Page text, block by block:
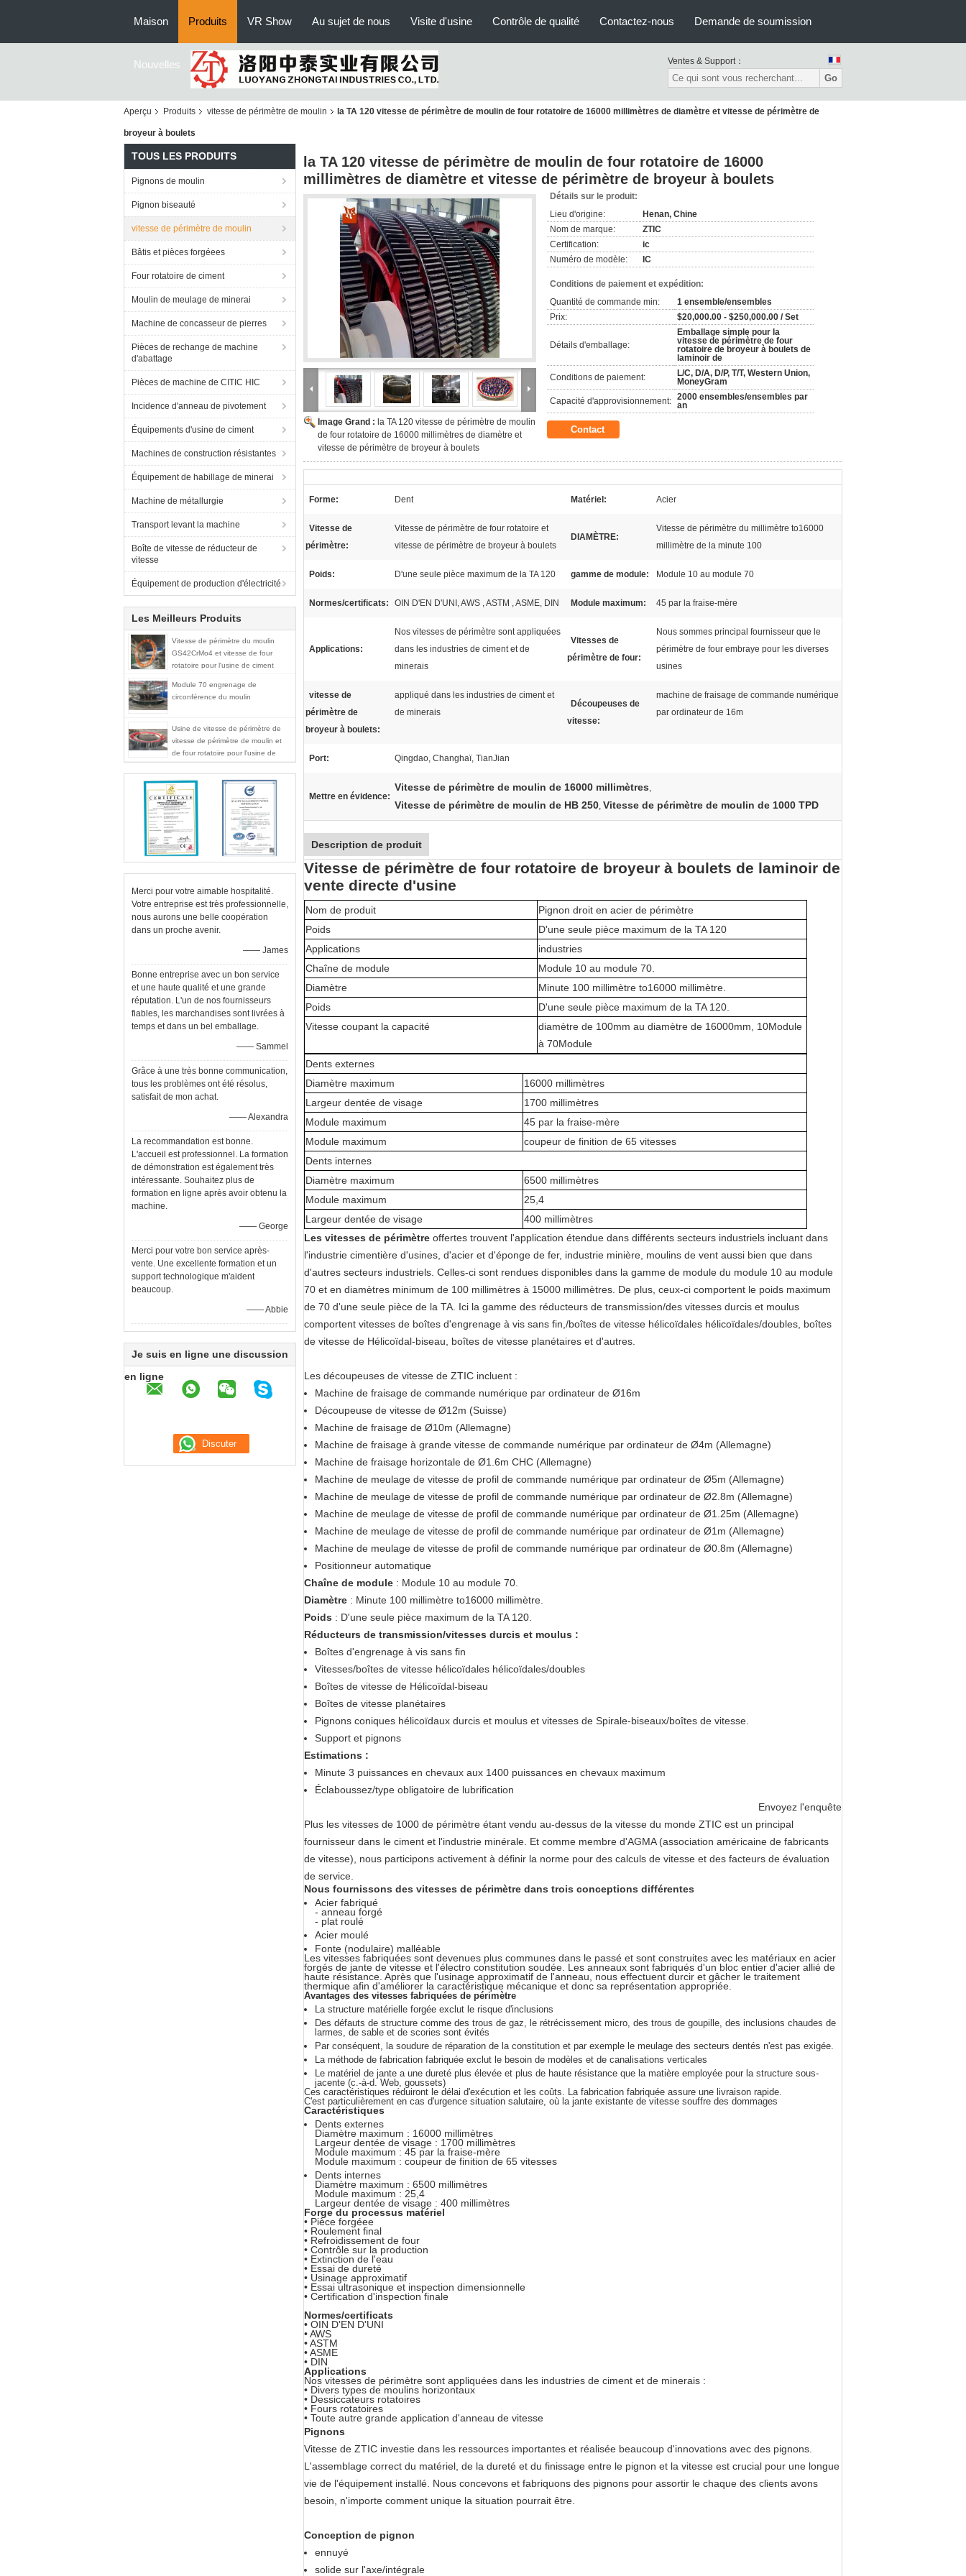
Maison Produits VR Show Au sujet de nous Visite d'usine Contrôle de qualité Contactez-nous Demande de soumission
Nouvelles Ventes & Support：
Go
Aperçu Produits vitesse de périmètre de moulin la TA 120 vitesse de périmètre de moulin de four rotatoire de 16000 millimètres de diamètre et vitesse de périmètre de
broyeur à boulets
TOUS LES PRODUITS
Pignons de moulin
Pignon biseauté
vitesse de périmètre de moulin
Bâtis et pièces forgéees
Four rotatoire de ciment
Moulin de meulage de minerai
Machine de concasseur de pierres
Pièces de rechange de machine
d'abattage
Pièces de machine de CITIC HIC
Incidence d'anneau de pivotement
Équipements d'usine de ciment
Machines de construction résistantes
Équipement de habillage de minerai
Machine de métallurgie
Transport levant la machine
Boîte de vitesse de réducteur de
vitesse
Équipement de production d'électricité
Les Meilleurs Produits
Vitesse de périmètre du moulin
GS42CrMo4 et vitesse de four
rotatoire pour l'usine de ciment
Module 70 engrenage de
circonférence du moulin
Usine de vitesse de périmètre de
vitesse de périmètre de moulin et
de four rotatoire pour l'usine de
ciment
Merci pour votre aimable hospitalité.
Votre entreprise est très professionnelle,
nous aurons une belle coopération
dans un proche avenir.
—— James
Bonne entreprise avec un bon service
et une haute qualité et une grande
réputation. L'un de nos fournisseurs
fiables, les marchandises sont livrées à
temps et dans un bel emballage.
—— Sammel
Grâce à une très bonne communication,
tous les problèmes ont été résolus,
satisfait de mon achat.
—— Alexandra
La recommandation est bonne.
L'accueil est professionnel. La formation
de démonstration est également très
intéressante. Souhaitez plus de
formation en ligne après avoir obtenu la
machine.
—— George
Merci pour votre bon service après-
vente. Une excellente formation et un
support technologique m'aident
beaucoup.
—— Abbie
Je suis en ligne une discussion
en ligne
la TA 120 vitesse de périmètre de moulin de four rotatoire de 16000
millimètres de diamètre et vitesse de périmètre de broyeur à boulets
Image Grand : la TA 120 vitesse de périmètre de moulin
de four rotatoire de 16000 millimètres de diamètre et
vitesse de périmètre de broyeur à boulets
Détails sur le produit:
Lieu d'origine:
Henan, Chine
Nom de marque:
ZTIC
Certification:
ic
Numéro de modèle:
IC
Conditions de paiement et expédition:
Quantité de commande min:
1 ensemble/ensembles
Prix:
$20,000.00 - $250,000.00 / Set
Détails d'emballage:
Emballage simple pour la
vitesse de périmètre de four
rotatoire de broyeur à boulets de
laminoir de
Conditions de paiement:
L/C, D/A, D/P, T/T, Western Union,
MoneyGram
Capacité d'approvisionnement: 2000 ensembles/ensembles par
an
Contact
Forme: Dent Matériel: Acier
Vitesse de
périmètre:
Vitesse de périmètre de four rotatoire et
vitesse de périmètre de broyeur à boulets
DIAMÈTRE:
Vitesse de périmètre du millimètre to16000
millimètre de la minute 100
Poids: D'une seule pièce maximum de la TA 120 gamme de module: Module 10 au module 70
Normes/certificats: OIN D'EN D'UNI, AWS , ASTM , ASME, DIN Module maximum: 45 par la fraise-mère
Applications:
Nos vitesses de périmètre sont appliquées
dans les industries de ciment et de
minerais
Vitesses de
périmètre de four:
Nous sommes principal fournisseur que le
périmètre de four embraye pour les diverses
usines
vitesse de
périmètre de
broyeur à boulets:
appliqué dans les industries de ciment et
de minerais
Découpeuses de
vitesse:
machine de fraisage de commande numérique
par ordinateur de 16m
Port: Qingdao, Changhaï, TianJian
Mettre en évidence:
Vitesse de périmètre de moulin de 16000 millimètres,
Vitesse de périmètre de moulin de HB 250, Vitesse de périmètre de moulin de 1000 TPD
Description de produit
Vitesse de périmètre de four rotatoire de broyeur à boulets de laminoir de
vente directe d'usine
Nom de produit
Pignon droit en acier de périmètre
Poids
D'une seule pièce maximum de la TA 120
Applications
industries
Chaîne de module
Module 10 au module 70.
Diamètre
Minute 100 millimètre to16000 millimètre.
Poids
D'une seule pièce maximum de la TA 120.
Vitesse coupant la capacité
diamètre de 100mm au diamètre de 16000mm, 10Module
à 70Module
Dents externes
Diamètre maximum
16000 millimètres
Largeur dentée de visage
1700 millimètres
Module maximum
45 par la fraise-mère
Module maximum
coupeur de finition de 65 vitesses
Dents internes
Diamètre maximum
6500 millimètres
Module maximum
25,4
Largeur dentée de visage
400 millimètres
Les vitesses de périmètre offertes trouvent l'application étendue dans différents secteurs industriels incluant dans
l'industrie cimentière d'usines, d'acier et d'éponge de fer, industrie minière, moulins de vent aussi bien que dans
d'autres secteurs industriels. Celles-ci sont rendues disponibles dans la gamme de module du module 10 au module
70 et en diamètres minimum de 100 millimètres à 15000 millimètres. De plus, ceux-ci comportent le poids maximum
de 70 d'une seule pièce de la TA. Ici la gamme des réducteurs de transmission/des vitesses durcis et moulus
comportent vitesses de boîtes d'engrenage à vis sans fin,/boîtes de vitesse hélicoïdales hélicoïdales/doubles, boîtes
de vitesse de Hélicoïdal-biseau, boîtes de vitesse planétaires et d'autres.
Les découpeuses de vitesse de ZTIC incluent :
Machine de fraisage de commande numérique par ordinateur de Ø16m
Découpeuse de vitesse de Ø12m (Suisse)
Machine de fraisage de Ø10m (Allemagne)
Machine de fraisage à grande vitesse de commande numérique par ordinateur de Ø4m (Allemagne)
Machine de fraisage horizontale de Ø1.6m CHC (Allemagne)
Machine de meulage de vitesse de profil de commande numérique par ordinateur de Ø5m (Allemagne)
Machine de meulage de vitesse de profil de commande numérique par ordinateur de Ø2.8m (Allemagne)
Machine de meulage de vitesse de profil de commande numérique par ordinateur de Ø1.25m (Allemagne)
Machine de meulage de vitesse de profil de commande numérique par ordinateur de Ø1m (Allemagne)
Machine de meulage de vitesse de profil de commande numérique par ordinateur de Ø0.8m (Allemagne)
Positionneur automatique
Chaîne de module : Module 10 au module 70.
Diamètre : Minute 100 millimètre to16000 millimètre.
Poids : D'une seule pièce maximum de la TA 120.
Réducteurs de transmission/vitesses durcis et moulus :
Boîtes d'engrenage à vis sans fin
Vitesses/boîtes de vitesse hélicoïdales hélicoïdales/doubles
Boîtes de vitesse de Hélicoïdal-biseau
Boîtes de vitesse planétaires
Pignons coniques hélicoïdaux durcis et moulus et vitesses de Spirale-biseaux/boîtes de vitesse.
Support et pignons
Estimations :
Minute 3 puissances en chevaux aux 1400 puissances en chevaux maximum
Éclaboussez/type obligatoire de lubrification
Envoyez l'enquête
Plus les vitesses de 1000 de périmètre étant vendu au-dessus de la vitesse du monde ZTIC est un principal
fournisseur dans le ciment et l'industrie minérale. Et comme membre d'AGMA (association américaine de fabricants
de vitesse), nous participons activement à définir la norme pour des calculs de vitesse et des facteurs de évaluation
de service.
Nous fournissons des vitesses de périmètre dans trois conceptions différentes
Acier fabriqué
- anneau forgé
- plat roulé
Acier moulé
Fonte (nodulaire) malléable
Les vitesses fabriquées sont devenues plus communes dans le passé et sont construites avec les matériaux en acier
forgés de jante de vitesse et l'électro constitution soudée. Les anneaux sont fabriqués d'un bloc entier d'acier allié de
haute résistance. Après que l'usinage approximatif de l'anneau, nous effectuent durcir et gâcher le traitement
thermique afin d'améliorer la caractéristique mécanique et donc sa représentation appropriée.
Avantages des vitesses fabriquées de périmètre
La structure matérielle forgée exclut le risque d'inclusions
Des défauts de structure comme des trous de gaz, le rétrécissement micro, des trous de goupille, des inclusions chaudes de
larmes, de sable et de scories sont évités
Par conséquent, la soudure de réparation de la constitution et par exemple le meulage des secteurs dentés n'est pas exigée.
La méthode de fabrication fabriquée exclut le besoin de modèles et de canalisations verticales
Le matériel de jante a une dureté plus élevée et plus de haute résistance que la matière employée pour la structure sous-
jacente (c.-à-d. Web, goussets)
Ces caractéristiques réduiront le délai d'exécution et les coûts. La fabrication fabriquée assure une livraison rapide.
C'est particulièrement en cas d'urgence situation salutaire, où la jante existante de vitesse souffre des dommages
Caractéristiques
Dents externes
Diamètre maximum : 16000 millimètres
Largeur dentée de visage : 1700 millimètres
Module maximum : 45 par la fraise-mère
Module maximum : coupeur de finition de 65 vitesses
Dents internes
Diamètre maximum : 6500 millimètres
Module maximum : 25,4
Largeur dentée de visage : 400 millimètres
Forge du processus matériel
• Pièce forgéee
• Roulement final
• Refroidissement de four
• Contrôle sur la production
• Extinction de l'eau
• Essai de dureté
• Usinage approximatif
• Essai ultrasonique et inspection dimensionnelle
• Certification d'inspection finale
Normes/certificats
• OIN D'EN D'UNI
• AWS
• ASTM
• ASME
• DIN
Applications
Nos vitesses de périmètre sont appliquées dans les industries de ciment et de minerais :
• Divers types de moulins horizontaux
• Dessiccateurs rotatoires
• Fours rotatoires
• Toute autre grande application d'anneau de vitesse
Pignons
Vitesse de ZTIC investie dans les ressources importantes et réalisée beaucoup d'innovations avec des pignons.
L'assemblage correct du matériel, de la dureté et du finissage entre le pignon et la vitesse est crucial pour une longue
vie de l'équipement installé. Nous concevons et fabriquons des pignons pour assortir le chaque des clients avons
besoin, n'importe comment unique la situation pourrait être.
Conception de pignon
ennuyé
solide sur l'axe/intégrale